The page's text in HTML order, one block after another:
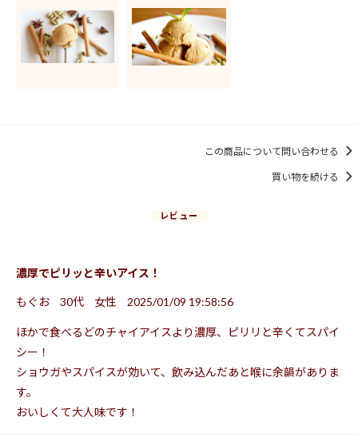
この商品について問い合わせる
買い物を続ける
レビュー
濃厚でピリッと辛いアイス！
もぐお 30代 女性 2025/01/09 19:58:56
ほかで食べるどのチャイアイスより濃厚、ピリリと辛くてスパイ
シー！
ショウガやスパイスが効いて、飲み込んだあと喉に余韻がありま
す。
おいしくて大人味です！